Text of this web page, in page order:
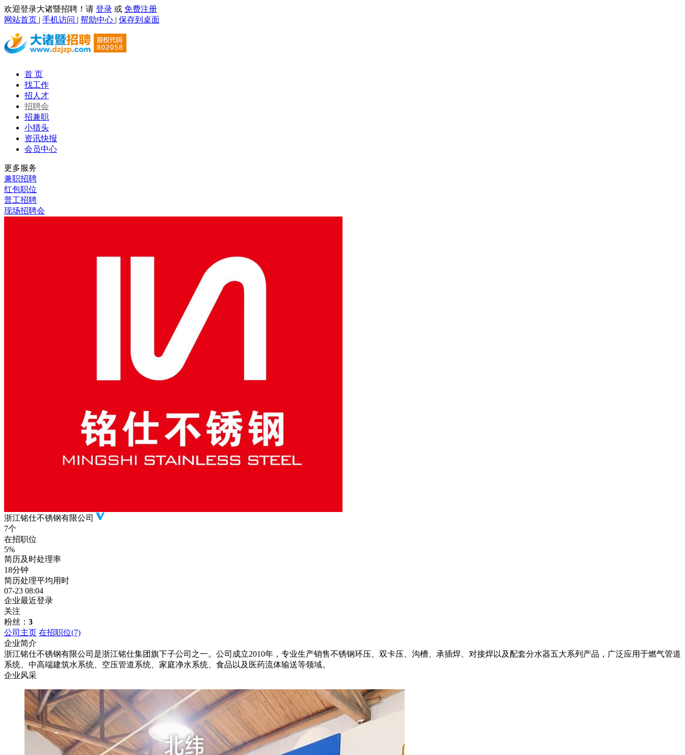
欢迎登录大诸暨招聘！请 登录 或 免费注册
网站首页 | 手机访问 | 帮助中心 | 保存到桌面
首 页
找工作
招人才
招聘会
招兼职
小猎头
资讯快报
会员中心
更多服务
兼职招聘
红包职位
普工招聘
现场招聘会
浙江铭仕不锈钢有限公司
7个
在招职位
5%
简历及时处理率
18分钟
简历处理平均用时
07-23 08:04
企业最近登录
关注
粉丝： 3
公司主页 在招职位(7)
企业简介
浙江铭仕不锈钢有限公司是浙江铭仕集团旗下子公司之一。公司成立2010年，专业生产销售不锈钢环压、双卡压、沟槽、承插焊、对接焊以及配套分水器五大系列产品，广泛应用于燃气管道
系统、中高端建筑水系统、空压管道系统、家庭净水系统、食品以及医药流体输送等领域。
企业风采